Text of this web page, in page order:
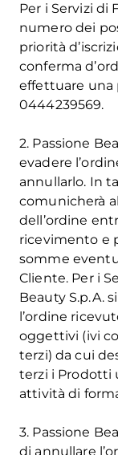
Per i Servizi di
numero dei
priorità
conferma
effettuare una
0444239569.
2. Passione
evadere
annullarlo. In
comunicherà
dell’ordine
ricevimento e
somme
Cliente. Per i
Beauty S.p.A.
l’ordine
oggettivi (ivi
terzi) da cui
terzi i Prodotti
attività di
3. Passione
di annullare